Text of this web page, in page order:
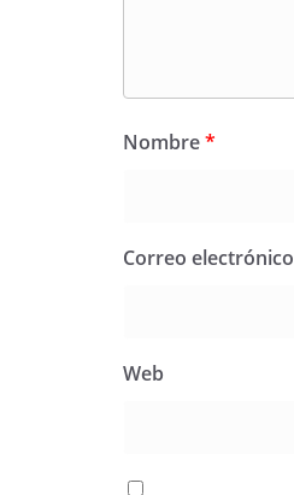
Nombre*
Correo electrónico
Web